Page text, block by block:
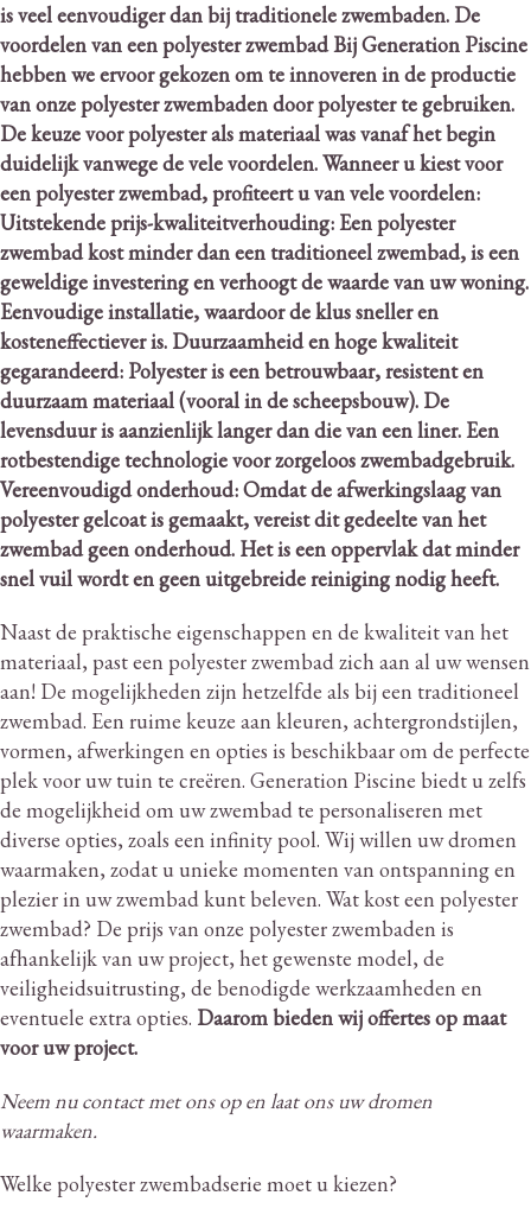
is veel eenvoudiger dan bij traditionele zwembaden. De
voordelen van een polyester zwembad Bij Generation Piscine
hebben we ervoor gekozen om te innoveren in de productie
van onze polyester zwembaden door polyester te gebruiken.
De keuze voor polyester als materiaal was vanaf het begin
duidelijk vanwege de vele voordelen.Wanneer u kiest voor
een polyester zwembad, profiteert u van vele voordelen:
Uitstekende prijs-kwaliteitverhouding: Een polyester
zwembad kost minder dan een traditioneel zwembad, is een
geweldige investering en verhoogt de waarde van uw woning.
Eenvoudige installatie, waardoor de klus sneller en
kosteneffectiever is. Duurzaamheid en hoge kwaliteit
gegarandeerd: Polyester is een betrouwbaar, resistent en
duurzaam materiaal (vooral in de scheepsbouw). De
levensduur is aanzienlijk langer dan die van een liner. Een
rotbestendige technologie voor zorgeloos zwembadgebruik.
Vereenvoudigd onderhoud: Omdat de afwerkingslaag van
polyester gelcoat is gemaakt, vereist dit gedeelte van het
zwembad geen onderhoud. Het is een oppervlak dat minder
snel vuil wordt en geen uitgebreide reiniging nodig heeft.
Naast de praktische eigenschappen en de kwaliteit van het
materiaal, past een polyester zwembad zich aan al uw wensen
aan! De mogelijkheden zijn hetzelfde als bij een traditioneel
zwembad. Een ruime keuze aan kleuren, achtergrondstijlen,
vormen, afwerkingen en opties is beschikbaar om de perfecte
plek voor uw tuin te creëren. Generation Piscine biedt u zelfs
de mogelijkheid om uw zwembad te personaliseren met
diverse opties, zoals een infinity pool. Wij willen uw dromen
waarmaken, zodat u unieke momenten van ontspanning en
plezier in uw zwembad kunt beleven. Wat kost een polyester
zwembad? De prijs van onze polyester zwembaden is
afhankelijk van uw project, het gewenste model, de
veiligheidsuitrusting, de benodigde werkzaamheden en
eventuele extra opties. Daarom bieden wij offertes op maat
voor uw project.
Neem nu contact met ons op en laat ons uw dromen
waarmaken.
Welke polyester zwembadserie moet u kiezen?